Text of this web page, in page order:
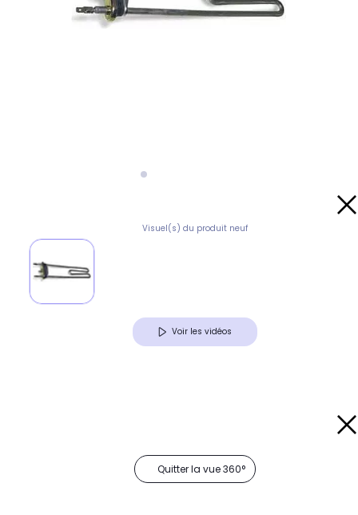
Visuel(s) du produit neuf
Voir les vidéos
Quitter la vue 360°